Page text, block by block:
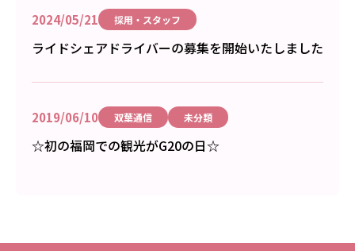
2024/05/21 採用・スタッフ
ライドシェアドライバーの募集を開始いたしました
2019/06/10 双葉通信 未分類
☆初の福岡での観光がG20の日☆